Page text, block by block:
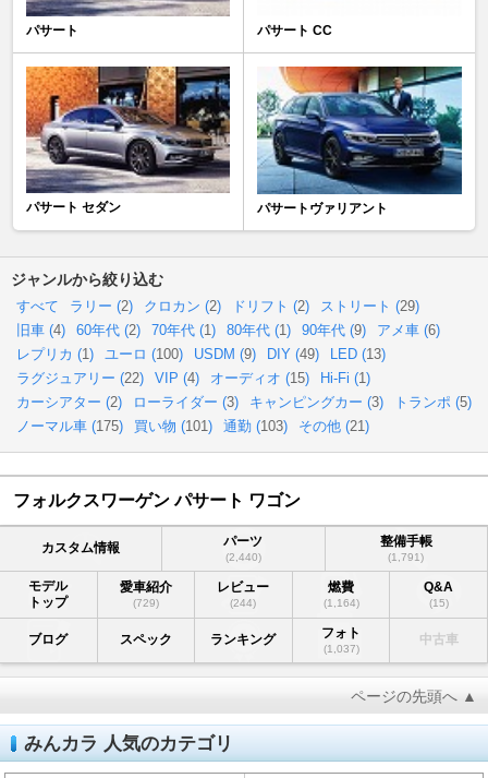
パサート パサート CC
パサート セダン パサートヴァリアント
ジャンルから絞り込む
すべて ラリー (2) クロカン (2) ドリフト (2) ストリート (29)
旧車 (4) 60年代 (2) 70年代 (1) 80年代 (1) 90年代 (9) アメ車 (6)
レプリカ (1) ユーロ (100) USDM (9) DIY (49) LED (13)
ラグジュアリー (22) VIP (4) オーディオ (15) Hi-Fi (1)
カーシアター (2) ローライダー (3) キャンピングカー (3) トランポ (5)
ノーマル車 (175) 買い物 (101) 通勤 (103) その他 (21)
フォルクスワーゲン パサート ワゴン
カスタム情報 パーツ
(2,440)
整備手帳
(1,791)
モデル
トップ
愛車紹介
(729)
レビュー
(244)
燃費
(1,164)
Q&A
(15)
ブログ スペック ランキング フォト
(1,037)
中古車
ページの先頭へ ▲
みんカラ 人気のカテゴリ